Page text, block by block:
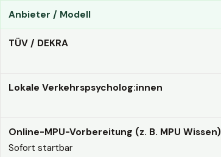
Anbieter / Modell
TÜV / DEKRA
Lokale Verkehrspsycholog:innen
Online-MPU-Vorbereitung (z. B. MPU Wissen)
Sofort startbar